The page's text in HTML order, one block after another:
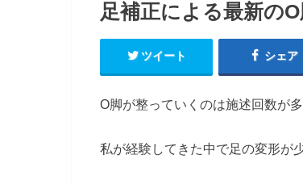
足補正による最新の
ツイート シェア
O脚が整っていくのは施述回数が
私が経験してきた中で足の変形が